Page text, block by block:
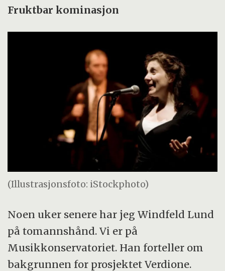
Fruktbar kominasjon
(Illustrasjonsfoto: iStockphoto)
Noen uker senere har jeg Windfeld Lund
på tomannshånd. Vi er på
Musikkonservatoriet. Han forteller om
bakgrunnen for prosjektet Verdione.